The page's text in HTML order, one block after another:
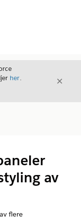
her.
Avslutt
av
flere